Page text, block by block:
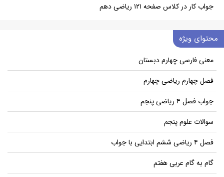
جواب کار در کلاس صفحه ۱۲۱ ریاضی دهم
محتوای ویژه
معنی فارسی چهارم دبستان
فصل چهارم ریاضی چهارم
جواب فصل ۴ ریاضی پنجم
سوالات علوم پنجم
فصل ۴ ریاضی ششم ابتدایی با جواب
گام به گام عربی هفتم